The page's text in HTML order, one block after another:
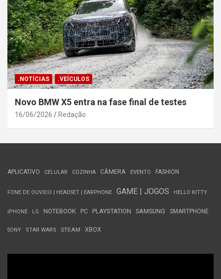
.NOTÍCIAS .VEÍCULOS
Novo BMW X5 entra na fase final de testes
16/06/2026 Redação
APLICATIVO CELULAR COZINHA CÂMERA EVENTO FASHION
FONE DE OUVIDO | HEADSET | EARPHONE GAME | JOGOS HELLO KITTY
iPHONE LG NOTEBOOK PC PLAYSTATION SAMSUNG SMARTPHONE
SONY STAR WARS STEAM XBOX